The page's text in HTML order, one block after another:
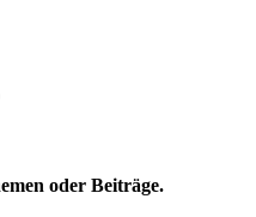
oder Beiträge.